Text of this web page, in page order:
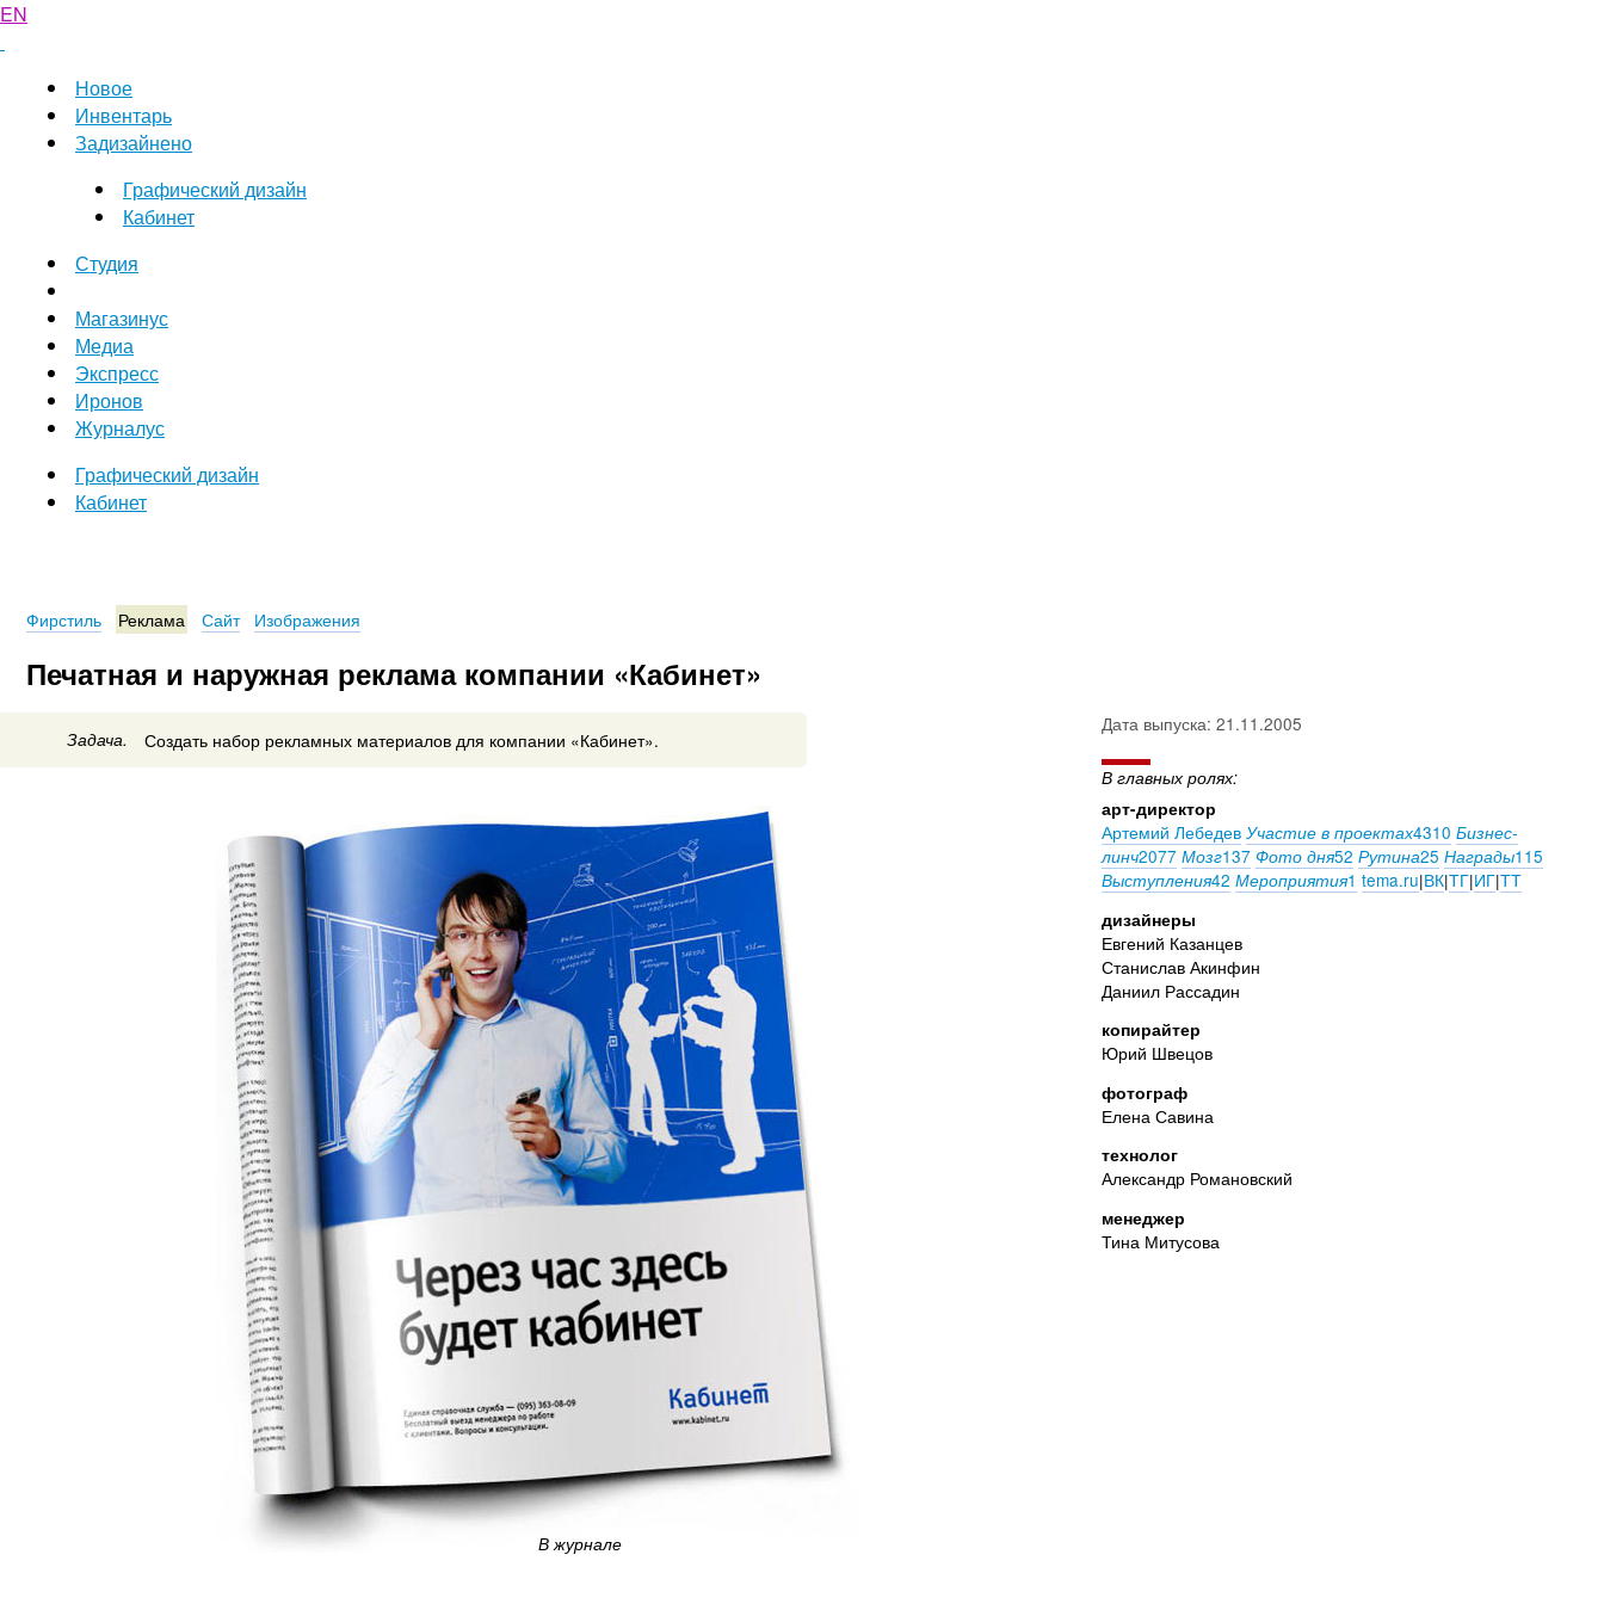
EN
Новое
Инвентарь
Задизайнено
Графический дизайн
Кабинет
Студия
Магазинус
Медиа
Экспресс
Иронов
Журналус
Графический дизайн
Кабинет
Фирстиль Реклама Сайт Изображения
Печатная и наружная реклама компании «Кабинет»
Задача. Создать набор рекламных материалов для компании «Кабинет».
В журнале
Дата выпуска: 21.11.2005
В главных ролях:
арт-директор
Артемий Лебедев Участие в проектах4310 Бизнес-
линч2077 Мозг137 Фото дня52 Рутина25 Награды115
Выступления42 Мероприятия1 tema.ru|ВК|ТГ|ИГ|ТТ
дизайнеры
Евгений Казанцев
Станислав Акинфин
Даниил Рассадин
копирайтер
Юрий Швецов
фотограф
Елена Савина
технолог
Александр Романовский
менеджер
Тина Митусова